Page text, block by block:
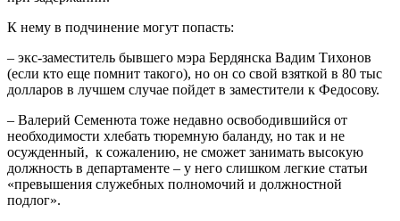
К нему в подчинение могут попасть:
– экс-заместитель бывшего мэра Бердянска Вадим Тихонов
(если кто еще помнит такого), но он со свой взяткой в 80 тыс
долларов в лучшем случае пойдет в заместители к Федосову.
– Валерий Семенюта тоже недавно освободившийся от
необходимости хлебать тюремную баланду, но так и не
осужденный, к сожалению, не сможет занимать высокую
должность в департаменте – у него слишком легкие статьи
«превышения служебных полномочий и должностной
подлог».